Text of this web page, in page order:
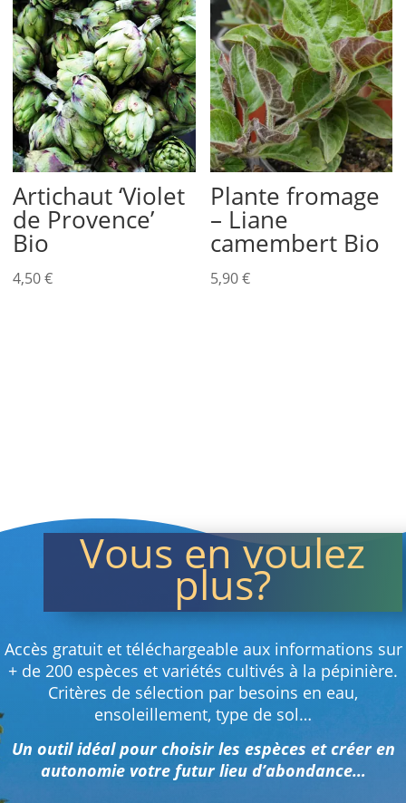
Artichaut ‘Violet
de Provence’
Bio
4,50€
Plante fromage
– Liane
camembert Bio
5,90€
Vous en voulez
plus?
Accès gratuit et téléchargeable aux informations sur
+ de 200 espèces et variétés cultivés à la pépinière.
Critères de sélection par besoins en eau,
ensoleillement, type de sol…
Un outil idéal pour choisir les espèces et créer en
autonomie votre futur lieu d’abondance…